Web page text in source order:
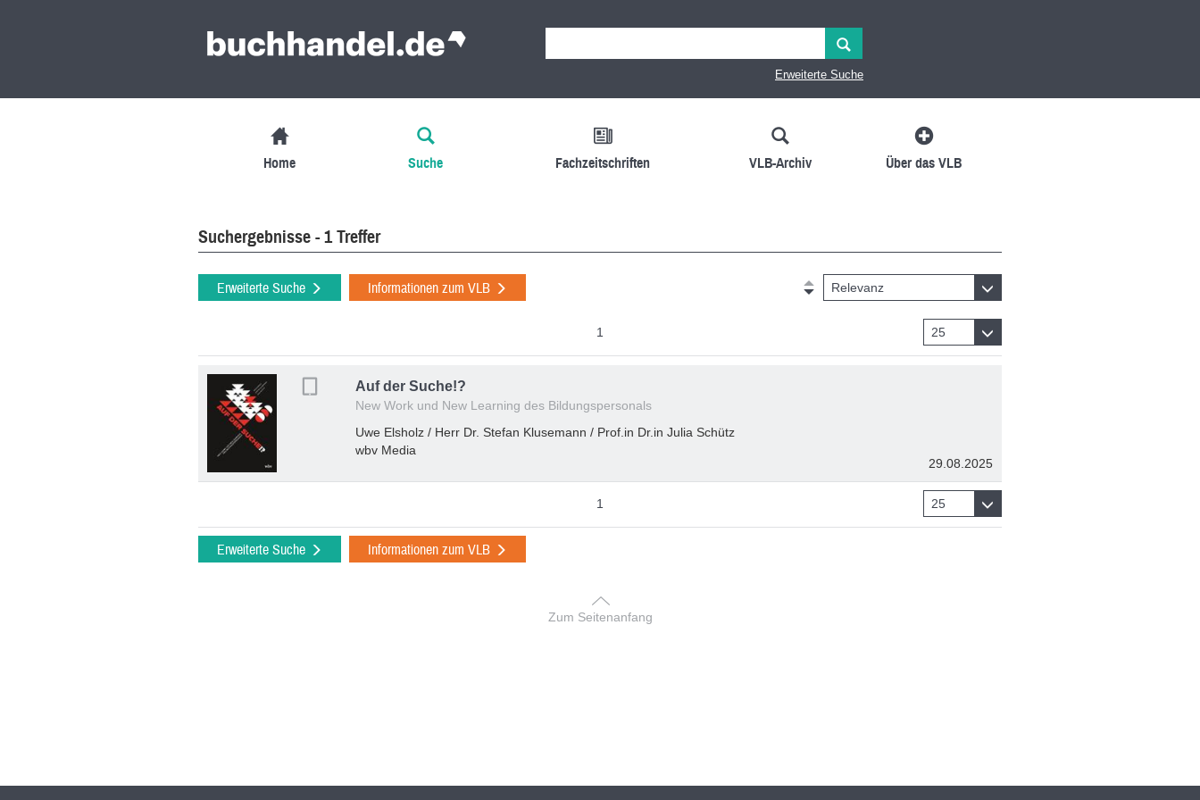
Erweiterte Suche
Home Suche Fachzeitschriften VLB-Archiv Über das VLB
Suchergebnisse - 1 Treffer
Erweiterte Suche Informationen zum VLB Relevanz
1 25
Auf der Suche!?
New Work und New Learning des Bildungspersonals
Uwe Elsholz / Herr Dr. Stefan Klusemann / Prof.in Dr.in Julia Schütz
wbv Media
29.08.2025
1 25
Erweiterte Suche Informationen zum VLB
Zum Seitenanfang